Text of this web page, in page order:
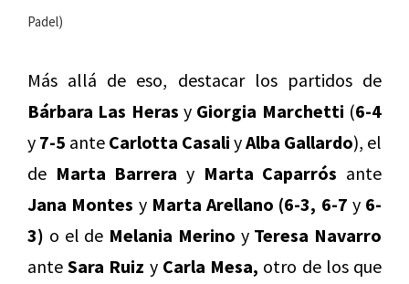
Padel)
Más allá de eso, destacar los partidos de
Bárbara Las Heras y Giorgia Marchetti (6-4
y 7-5 ante Carlotta Casali yAlba Gallardo), el
de Marta Barrera y Marta Caparrós ante
Jana Montes y Marta Arellano (6-3, 6-7 y 6-
3) o el de Melania Merino y Teresa Navarro
anteSara Ruiz y Carla Mesa, otro de los que